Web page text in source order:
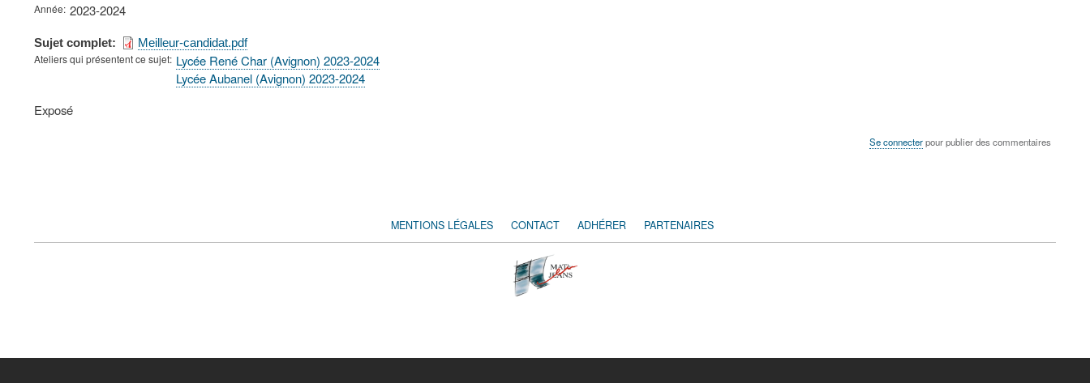
Année 2023-2024
Sujet complet
Meilleur-candidat.pdf
Ateliers qui présentent ce sujet Lycée René Char (Avignon) 2023-2024
Lycée Aubanel (Avignon) 2023-2024
Type
Exposé
Se connecterpour publier des commentaires
FOOTER
MENTIONS LÉGALES CONTACT ADHÉRER PARTENAIRES